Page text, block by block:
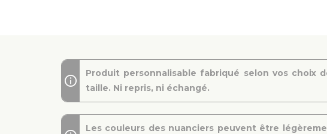
Produit personnalisable fabriqué selon vos choix
taille. Ni repris, ni échangé.
Les couleurs des nuanciers peuvent être